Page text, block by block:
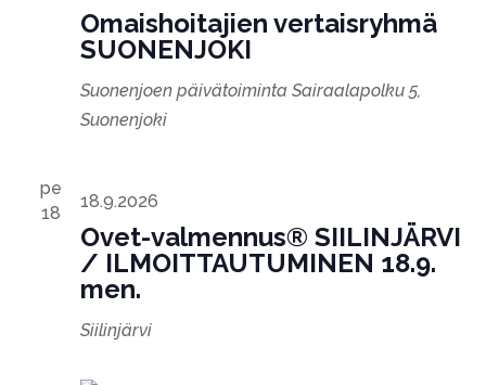
Omaishoitajien vertaisryhmä
SUONENJOKI
Suonenjoen päivätoiminta Sairaalapolku 5,
Suonenjoki
pe
18
Ovet-valmennus® SIILINJÄRVI
/ ILMOITTAUTUMINEN 18.9.
men.
18.9.2026
Siilinjärvi